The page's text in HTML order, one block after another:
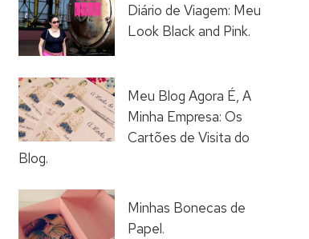
Diário de Viagem: Meu
Look Black and Pink.
Meu Blog Agora É, A
Minha Empresa: Os
Cartões de Visita do
Blog.
Minhas Bonecas de
Papel.